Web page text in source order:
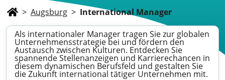
> Augsburg > International Manager
Als internationaler Manager tragen Sie zur globalen
Unternehmensstrategie bei und fördern den
Austausch zwischen Kulturen. Entdecken Sie
spannende Stellenanzeigen und Karrierechancen in
diesem dynamischen Berufsfeld und gestalten Sie
die Zukunft international tätiger Unternehmen mit.